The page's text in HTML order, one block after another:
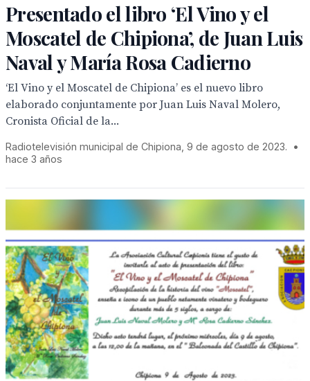
Presentado el libro ‘El Vino y el
Moscatel de Chipiona’, de Juan Luis
Naval y María Rosa Cadierno
‘El Vino y el Moscatel de Chipiona’ es el nuevo libro
elaborado conjuntamente por Juan Luis Naval Molero,
Cronista Oficial de la...
Radiotelevisión municipal de Chipiona, 9 de agosto de 2023.
•
hace 3 años